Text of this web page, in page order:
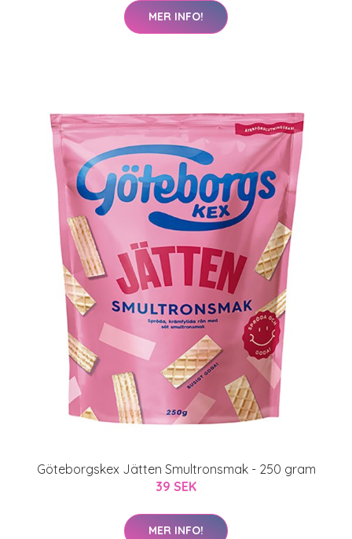
MER INFO!
Göteborgskex Jätten Smultronsmak - 250 gram
39 SEK
MER INFO!